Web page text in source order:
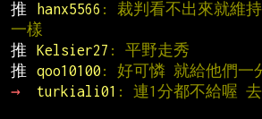
推
hanx5566 : 裁判看不出來就維持
一樣
推
Kelsier27 : 平野走秀
推
qoo10100 : 好可憐 就給他們一
→
turkiali01 : 連1分都不給喔